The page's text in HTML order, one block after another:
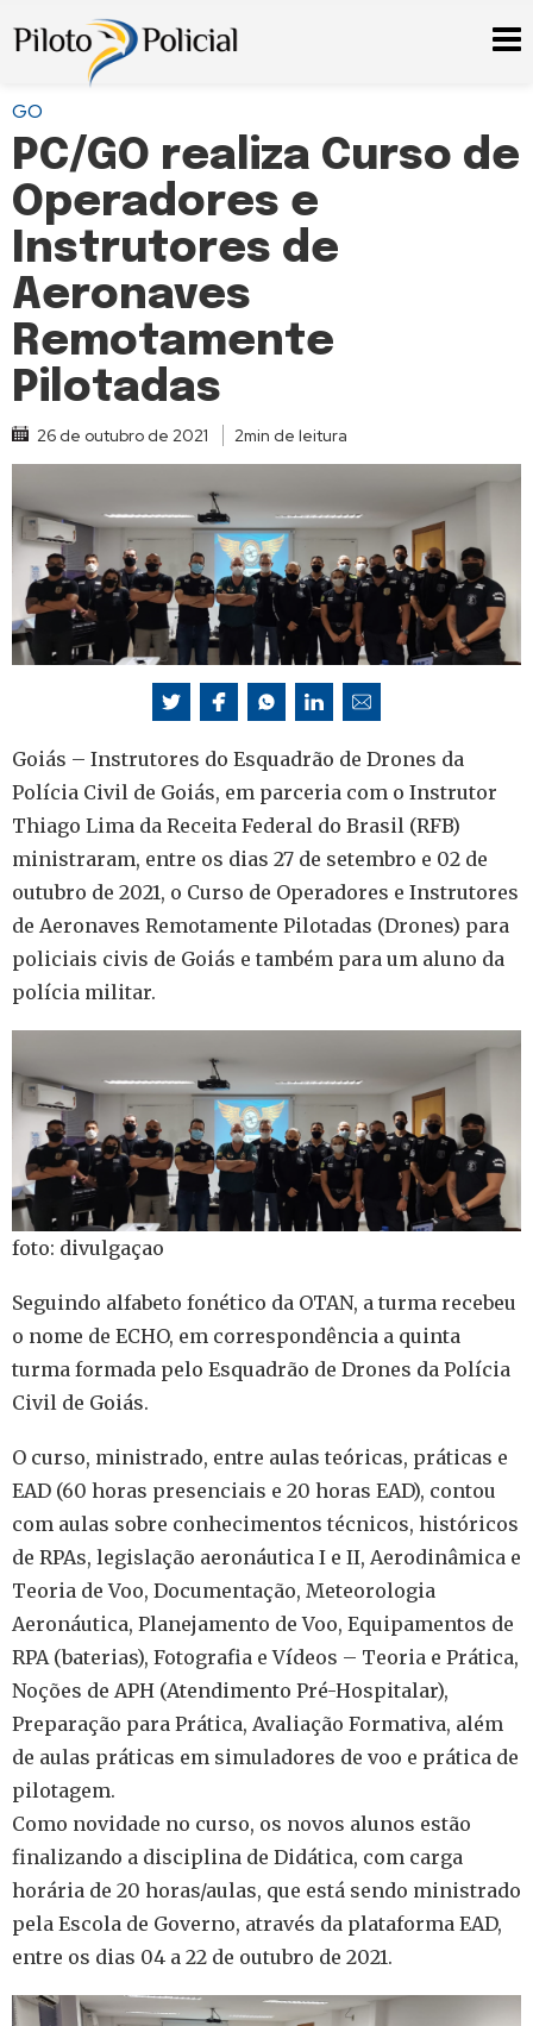
GO
PC/GO realiza Curso de
Operadores e
Instrutores de
Aeronaves
Remotamente
Pilotadas
26 de outubro de 2021 2min de leitura
Goiás – Instrutores do Esquadrão de Drones da
Polícia Civil de Goiás, em parceria com o Instrutor
Thiago Lima da Receita Federal do Brasil (RFB)
ministraram, entre os dias 27 de setembro e 02 de
outubro de 2021, o Curso de Operadores e Instrutores
de Aeronaves Remotamente Pilotadas (Drones) para
policiais civis de Goiás e também para um aluno da
polícia militar.
foto: divulgaçao
Seguindo alfabeto fonético da OTAN, a turma recebeu
o nome de ECHO, em correspondência a quinta
turma formada pelo Esquadrão de Drones da Polícia
Civil de Goiás.
O curso, ministrado, entre aulas teóricas, práticas e
EAD (60 horas presenciais e 20 horas EAD), contou
com aulas sobre conhecimentos técnicos, históricos
de RPAs, legislação aeronáutica I e II, Aerodinâmica e
Teoria de Voo, Documentação, Meteorologia
Aeronáutica, Planejamento de Voo, Equipamentos de
RPA (baterias), Fotografia e Vídeos – Teoria e Prática,
Noções de APH (Atendimento Pré-Hospitalar),
Preparação para Prática, Avaliação Formativa, além
de aulas práticas em simuladores de voo e prática de
pilotagem.
Como novidade no curso, os novos alunos estão
finalizando a disciplina de Didática, com carga
horária de 20 horas/aulas, que está sendo ministrado
pela Escola de Governo, através da plataforma EAD,
entre os dias 04 a 22 de outubro de 2021.